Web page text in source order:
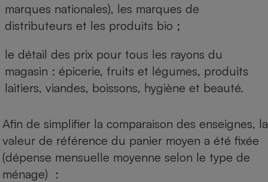
marques nationales), les marques de
distributeurs et les produits bio ;
le détail des prix pour tous les rayons du
magasin : épicerie, fruits et légumes, produits
laitiers, viandes, boissons, hygiène et beauté.
Afin de simplifier la comparaison des enseignes, la
valeur de référence du panier moyen a été fixée
(dépense mensuelle moyenne selon le type de
ménage) :